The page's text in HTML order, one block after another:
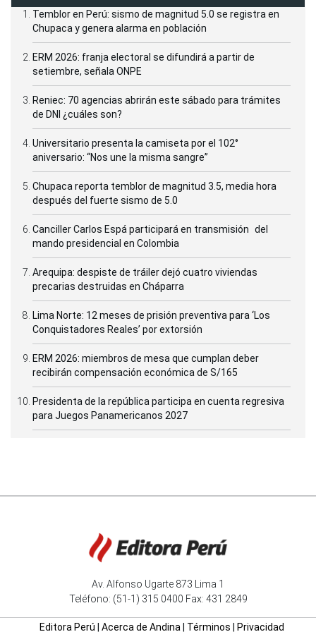
Temblor en Perú: sismo de magnitud 5.0 se registra en
Chupaca y genera alarma en población
ERM 2026: franja electoral se difundirá a partir de
setiembre, señala ONPE
Reniec: 70 agencias abrirán este sábado para trámites
de DNI ¿cuáles son?
Universitario presenta la camiseta por el 102°
aniversario: “Nos une la misma sangre”
Chupaca reporta temblor de magnitud 3.5, media hora
después del fuerte sismo de 5.0
Canciller Carlos Espá participará en transmisión del
mando presidencial en Colombia
Arequipa: despiste de tráiler dejó cuatro viviendas
precarias destruidas en Cháparra
Lima Norte: 12 meses de prisión preventiva para ‘Los
Conquistadores Reales’ por extorsión
ERM 2026: miembros de mesa que cumplan deber
recibirán compensación económica de S/165
Presidenta de la república participa en cuenta regresiva
para Juegos Panamericanos 2027
Av. Alfonso Ugarte 873 Lima 1
Teléfono: (51-1) 315 0400 Fax: 431 2849
Editora Perú Acerca de Andina Términos Privacidad